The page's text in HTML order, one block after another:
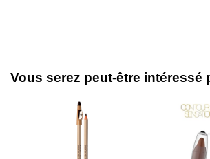
Vous serez peut-être intéressé